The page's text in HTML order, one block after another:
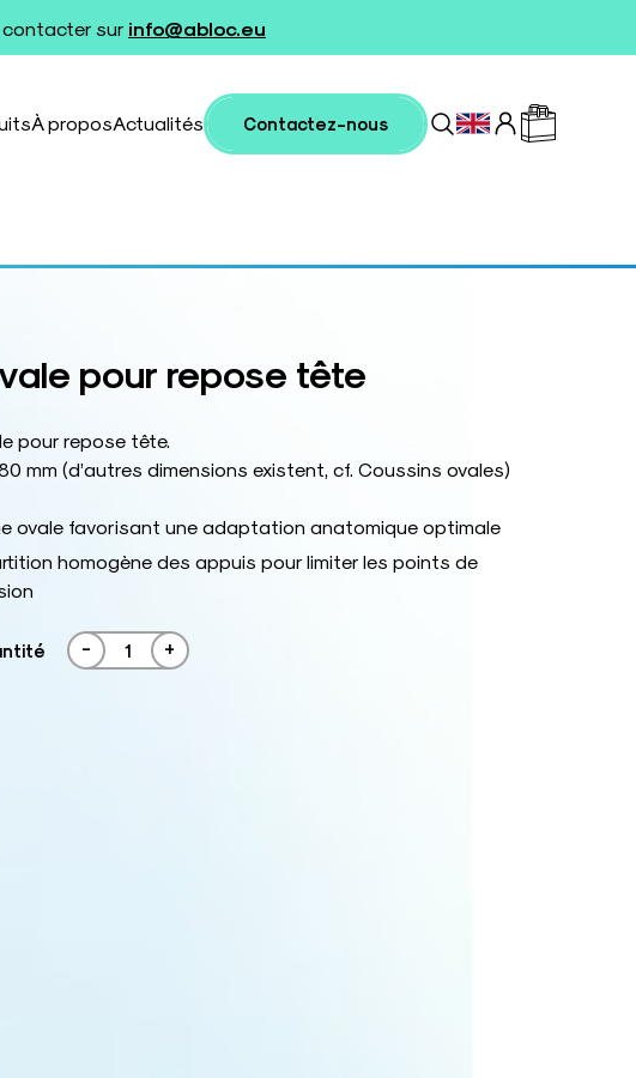
sur info@abloc.eu
À proposActualités Contactez-nous
pour repose tête
pour repose tête.
mm (d’autres dimensions existent, cf. Coussins ovales)
ovale favorisant une adaptation anatomique optimale
homogène des appuis pour limiter les points de
- +